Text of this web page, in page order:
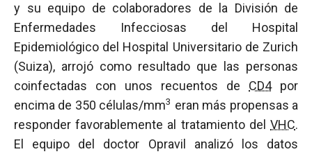
y su equipo de colaboradores de la División de
Enfermedades Infecciosas del Hospital
Epidemiológico del Hospital Universitario de Zurich
(Suiza), arrojó como resultado que las personas
coinfectadas con unos recuentos de CD4por
encima de 350 células/mm3 eran más propensas a
responder favorablemente al tratamiento del VHC.
El equipo del doctor Opravil analizó los datos